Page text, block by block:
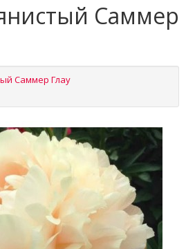
Саммер
Саммер Глау